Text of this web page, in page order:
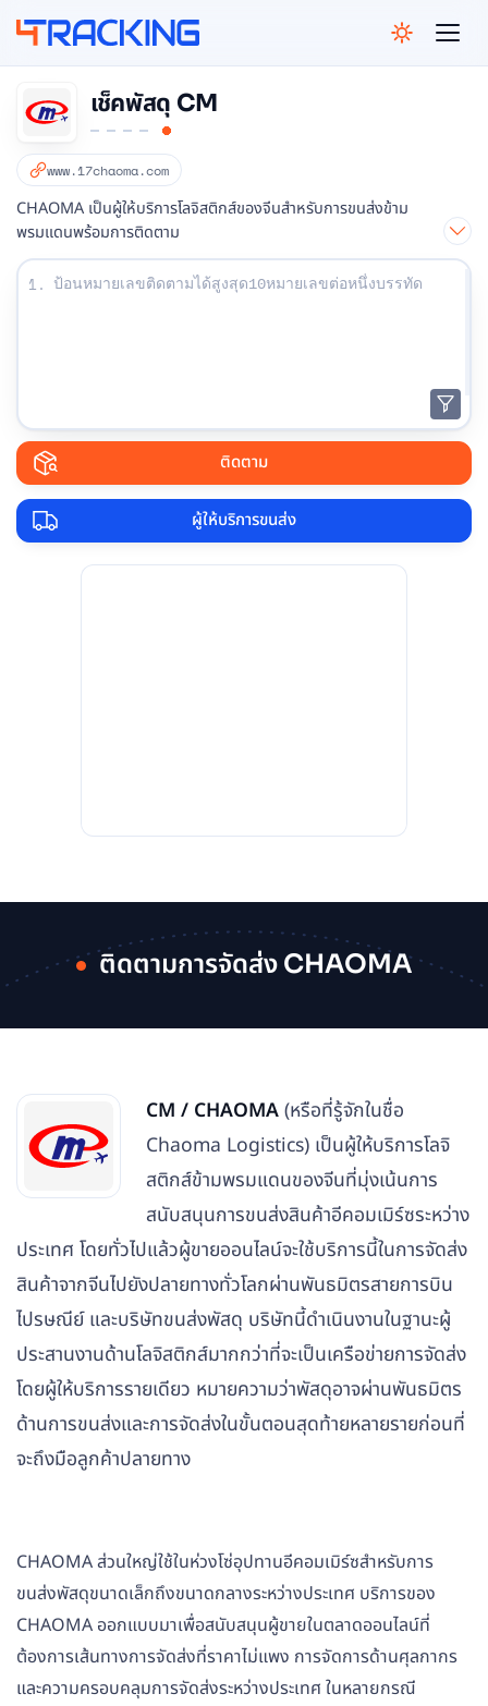
เช็คพัสดุ CM
www.17chaoma.com
CHAOMA เป็นผู้ให้บริการโลจิสติกส์ของจีนสำหรับการขนส่งข้าม
พรมแดนพร้อมการติดตาม
ป้อนหมายเลขติดตามของคุณ:
1.
ติดตาม
ผู้ให้บริการขนส่ง
ติดตามการจัดส่ง CHAOMA
CM / CHAOMA(หรือที่รู้จักในชื่อ
Chaoma Logistics) เป็นผู้ให้บริการโลจิ
สติกส์ข้ามพรมแดนของจีนที่มุ่งเน้นการ
สนับสนุนการขนส่งสินค้าอีคอมเมิร์ซระหว่าง
ประเทศ โดยทั่วไปแล้วผู้ขายออนไลน์จะใช้บริการนี้ในการจัดส่ง
สินค้าจากจีนไปยังปลายทางทั่วโลกผ่านพันธมิตรสายการบิน
ไปรษณีย์ และบริษัทขนส่งพัสดุ บริษัทนี้ดำเนินงานในฐานะผู้
ประสานงานด้านโลจิสติกส์มากกว่าที่จะเป็นเครือข่ายการจัดส่ง
โดยผู้ให้บริการรายเดียว หมายความว่าพัสดุอาจผ่านพันธมิตร
ด้านการขนส่งและการจัดส่งในขั้นตอนสุดท้ายหลายรายก่อนที่
จะถึงมือลูกค้าปลายทาง
CHAOMA ส่วนใหญ่ใช้ในห่วงโซ่อุปทานอีคอมเมิร์ซสำหรับการ
ขนส่งพัสดุขนาดเล็กถึงขนาดกลางระหว่างประเทศ บริการของ
CHAOMA ออกแบบมาเพื่อสนับสนุนผู้ขายในตลาดออนไลน์ที่
ต้องการเส้นทางการจัดส่งที่ราคาไม่แพง การจัดการด้านศุลกากร
และความครอบคลุมการจัดส่งระหว่างประเทศ ในหลายกรณี